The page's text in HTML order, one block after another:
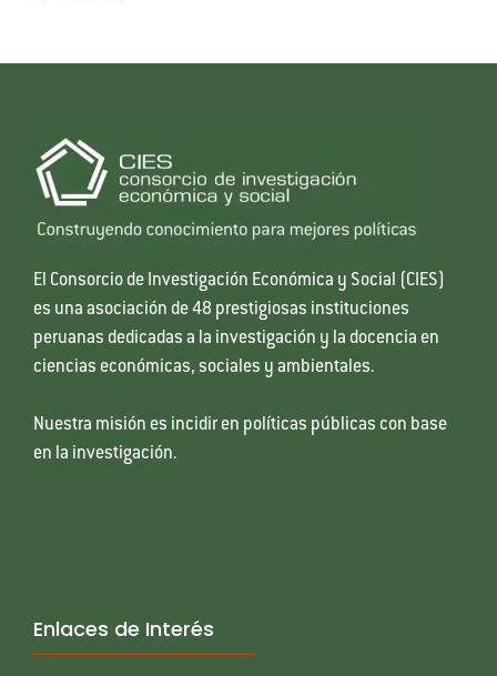
El Consorcio de Investigación Económica y Social (CIES)
es una asociación de 48 prestigiosas instituciones
peruanas dedicadas a la investigación y la docencia en
ciencias económicas, sociales y ambientales.
Nuestra misión es incidir en políticas públicas con base
en la investigación.
Enlaces de Interés